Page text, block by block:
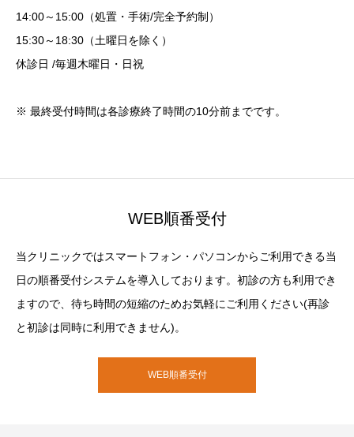
14:00～15:00（処置・手術/完全予約制）
15:30～18:30（土曜日を除く）
休診日 /毎週木曜日・日祝
※ 最終受付時間は各診療終了時間の10分前までです。
WEB順番受付
当クリニックではスマートフォン・パソコンからご利用できる当
日の順番受付システムを導入しております。初診の方も利用でき
ますので、待ち時間の短縮のためお気軽にご利用ください(再診
と初診は同時に利用できません)。
WEB順番受付